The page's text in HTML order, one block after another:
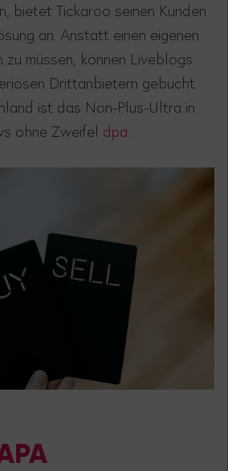
bietet Tickaroo seinen Kunden
an. Anstatt einen eigenen
müssen, können Liveblogs
Drittanbietern gebucht
ist das Non-Plus-Ultra in
ohne Zweifel dpa.